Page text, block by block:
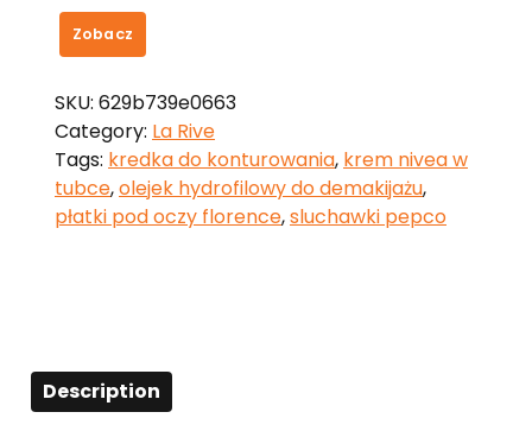
Zobacz
SKU: 629b739e0663
Category: La Rive
Tags: kredka do konturowania, krem nivea w
tubce,olejek hydrofilowy do demakijażu,
płatki pod oczy florence,sluchawki pepco
Description